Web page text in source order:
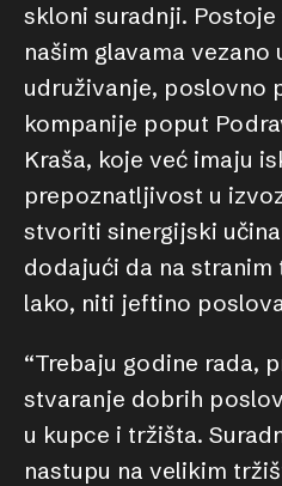
skloni suradnji.
našim glavama vezano
udruživanje, poslovno
kompanije poput
Kraša, koje već imaju
prepoznatljivost u
stvoriti sinergijski
dodajući da na
lako, niti jeftino
“Trebaju godine rada,
stvaranje dobrih
u kupce i tržišta.
nastupu na velikim